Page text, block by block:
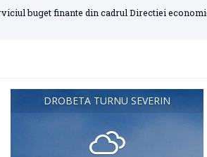
buget finante din cadrul Directiei
DROBETA TURNU SEVERIN